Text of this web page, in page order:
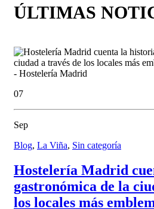
ÚLTIMAS
07
Sep
Blog, La Viña, Sin categoría
Hostelería Madrid
gastronómica de la
los locales más